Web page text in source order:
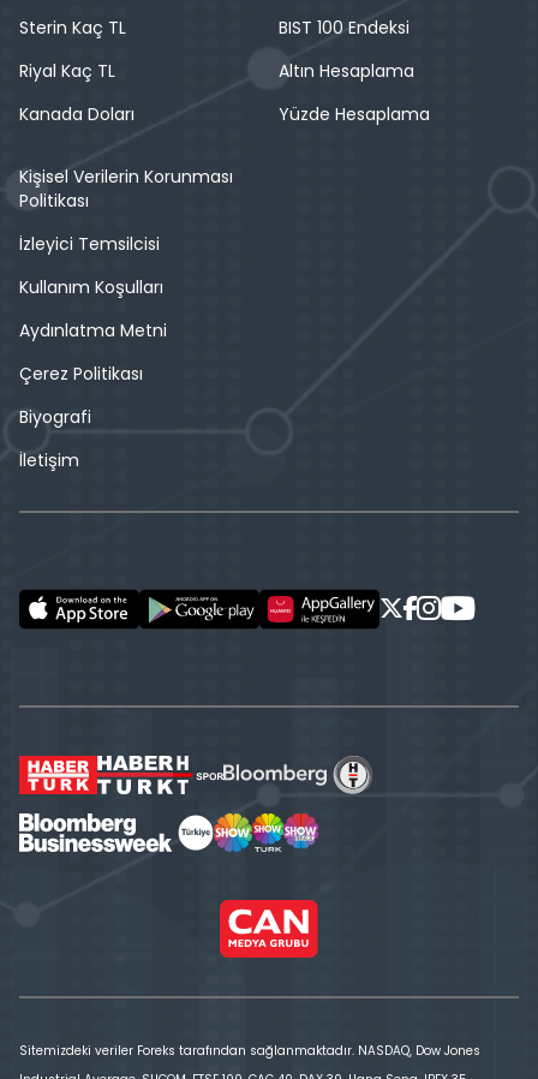
Sterin Kaç TL
Riyal Kaç TL
Kanada Doları
BIST 100 Endeksi
Altın Hesaplama
Yüzde Hesaplama
Kişisel Verilerin Korunması
Politikası
İzleyici Temsilcisi
Kullanım Koşulları
Aydınlatma Metni
Çerez Politikası
Biyografi
İletişim
Sitemizdeki veriler Foreks tarafından sağlanmaktadır. NASDAQ, Dow Jones